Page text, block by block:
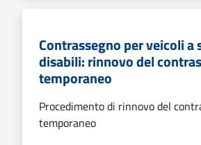
Contrassegno per veicoli a
disabili: rinnovo del
temporaneo
Procedimento di rinnovo del
temporaneo